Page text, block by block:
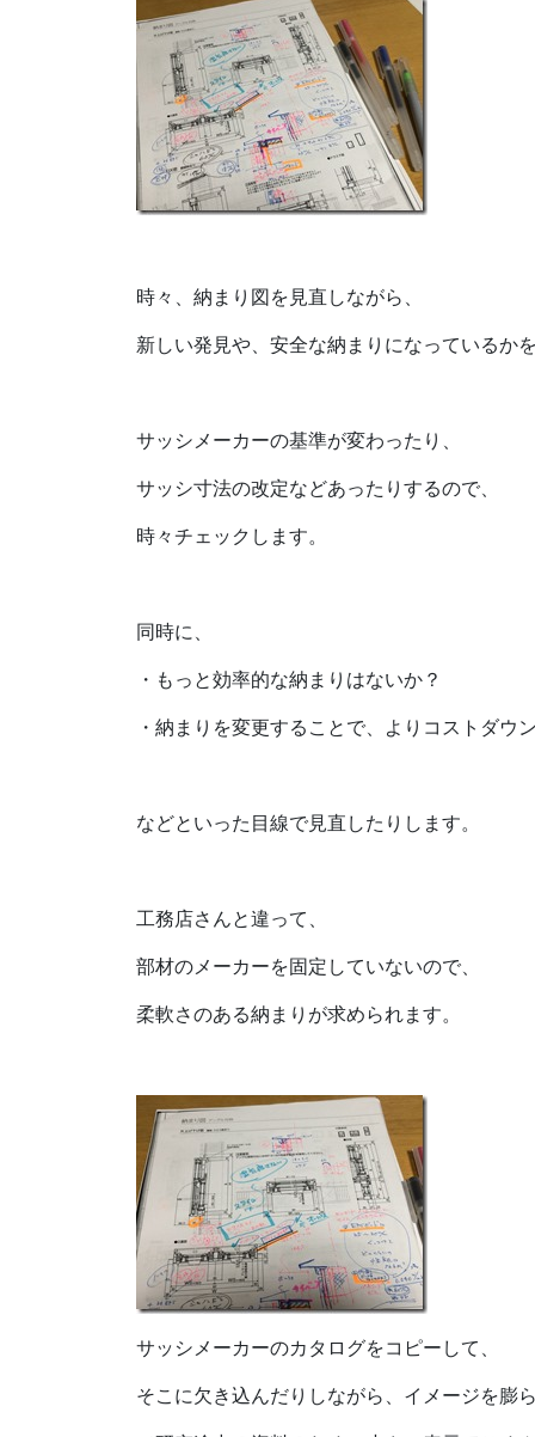
時々、納まり図を見直しながら、
新しい発見や、安全な納まりになっているか
サッシメーカーの基準が変わったり、
サッシ寸法の改定などあったりするので、
時々チェックします。
同時に、
・もっと効率的な納まりはないか？
・納まりを変更することで、よりコストダウ
などといった目線で見直したりします。
工務店さんと違って、
部材のメーカーを固定していないので、
柔軟さのある納まりが求められます。
サッシメーカーのカタログをコピーして、
そこに欠き込んだりしながら、イメージを膨